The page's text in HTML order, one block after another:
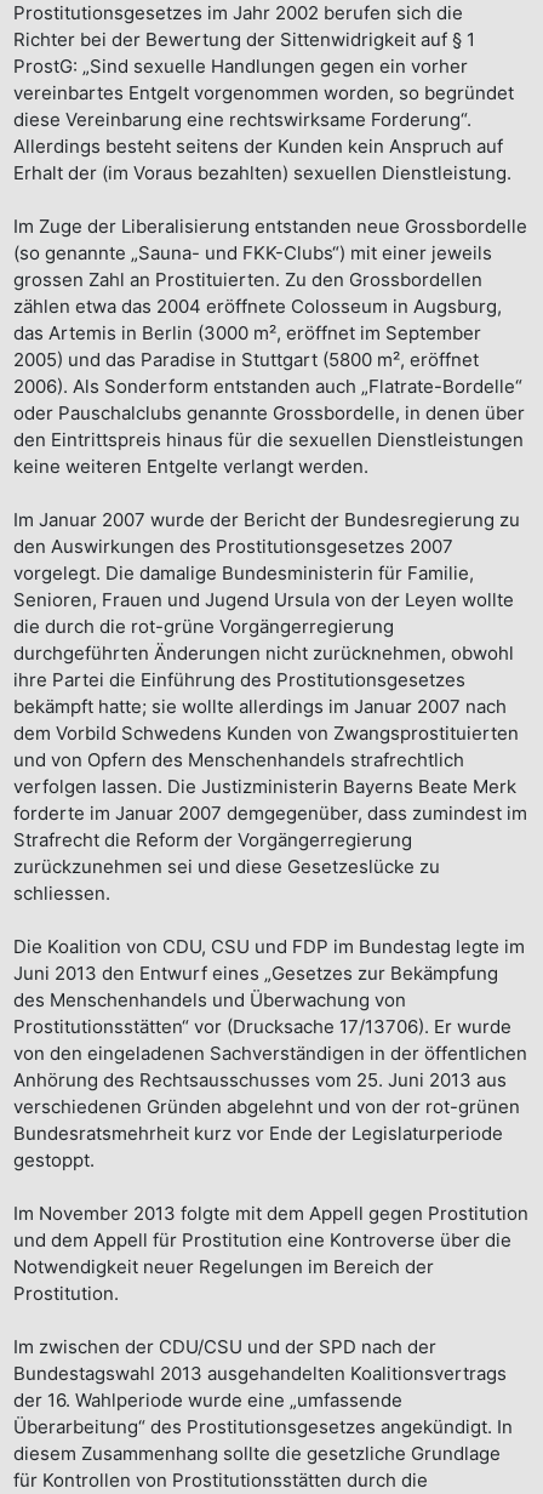
Prostitutionsgesetzes im Jahr 2002 berufen sich die
Richter bei der Bewertung der Sittenwidrigkeit auf § 1
ProstG: „Sind sexuelle Handlungen gegen ein vorher
vereinbartes Entgelt vorgenommen worden, so begründet
diese Vereinbarung eine rechtswirksame Forderung“.
Allerdings besteht seitens der Kunden kein Anspruch auf
Erhalt der (im Voraus bezahlten) sexuellen Dienstleistung.
Im Zuge der Liberalisierung entstanden neue Grossbordelle
(so genannte „Sauna- und FKK-Clubs“) mit einer jeweils
grossen Zahl an Prostituierten. Zu den Grossbordellen
zählen etwa das 2004 eröffnete Colosseum in Augsburg,
das Artemis in Berlin (3000 m², eröffnet im September
2005) und das Paradise in Stuttgart (5800 m², eröffnet
2006). Als Sonderform entstanden auch „Flatrate-Bordelle“
oder Pauschalclubs genannte Grossbordelle, in denen über
den Eintrittspreis hinaus für die sexuellen Dienstleistungen
keine weiteren Entgelte verlangt werden.
Im Januar 2007 wurde der Bericht der Bundesregierung zu
den Auswirkungen des Prostitutionsgesetzes 2007
vorgelegt. Die damalige Bundesministerin für Familie,
Senioren, Frauen und Jugend Ursula von der Leyen wollte
die durch die rot-grüne Vorgängerregierung
durchgeführten Änderungen nicht zurücknehmen, obwohl
ihre Partei die Einführung des Prostitutionsgesetzes
bekämpft hatte; sie wollte allerdings im Januar 2007 nach
dem Vorbild Schwedens Kunden von Zwangsprostituierten
und von Opfern des Menschenhandels strafrechtlich
verfolgen lassen. Die Justizministerin Bayerns Beate Merk
forderte im Januar 2007 demgegenüber, dass zumindest im
Strafrecht die Reform der Vorgängerregierung
zurückzunehmen sei und diese Gesetzeslücke zu
schliessen.
Die Koalition von CDU, CSU und FDP im Bundestag legte im
Juni 2013 den Entwurf eines „Gesetzes zur Bekämpfung
des Menschenhandels und Überwachung von
Prostitutionsstätten“ vor (Drucksache 17/13706). Er wurde
von den eingeladenen Sachverständigen in der öffentlichen
Anhörung des Rechtsausschusses vom 25. Juni 2013 aus
verschiedenen Gründen abgelehnt und von der rot-grünen
Bundesratsmehrheit kurz vor Ende der Legislaturperiode
gestoppt.
Im November 2013 folgte mit dem Appell gegen Prostitution
und dem Appell für Prostitution eine Kontroverse über die
Notwendigkeit neuer Regelungen im Bereich der
Prostitution.
Im zwischen der CDU/CSU und der SPD nach der
Bundestagswahl 2013 ausgehandelten Koalitionsvertrags
der 16. Wahlperiode wurde eine „umfassende
Überarbeitung“ des Prostitutionsgesetzes angekündigt. In
diesem Zusammenhang sollte die gesetzliche Grundlage
für Kontrollen von Prostitutionsstätten durch die